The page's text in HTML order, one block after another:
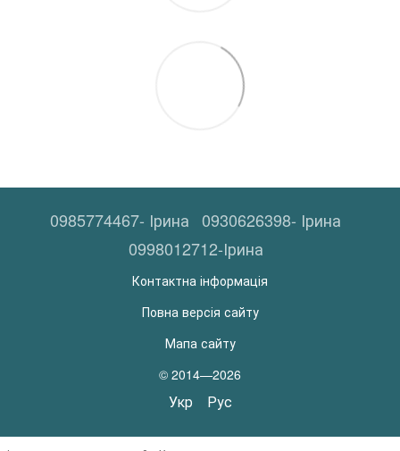
0985774467- Ірина 0930626398- Ірина
0998012712-Ірина
Контактна інформація
Повна версія сайту
Мапа сайту
© 2014—2026
Укр Рус